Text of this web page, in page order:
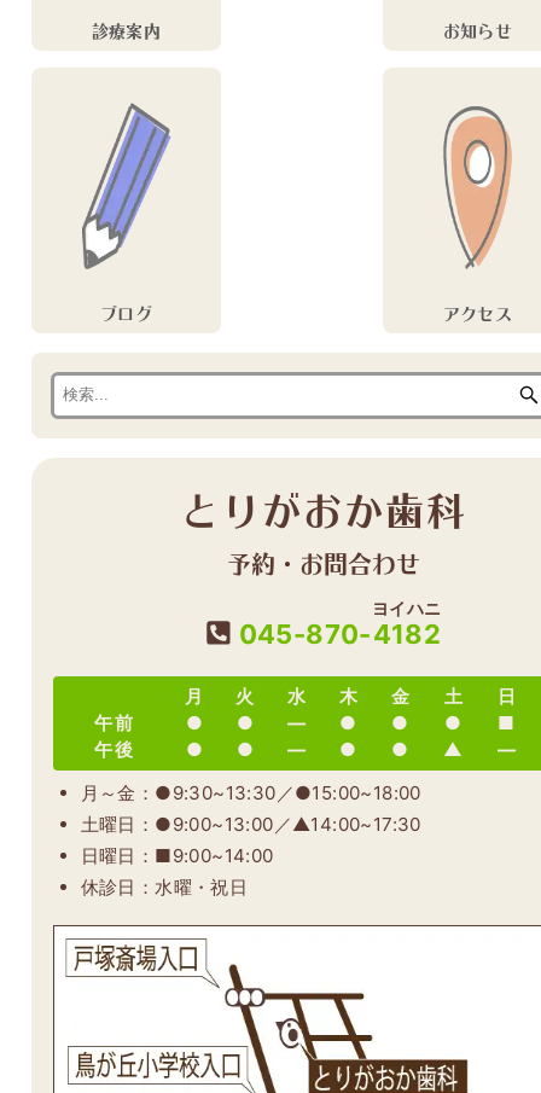
診療案内 お知らせ
ブログ アクセス
とりがおか歯科
予約・お問合わせ
045-870-4182
ヨイハニ
月 火 水 木 金 土
日
午前
● ● ― ● ● ●
■
午後
● ● ― ● ● ▲
―
月～金：●9:30~13:30／●15:00~18:00
土曜日：●9:00~13:00／▲14:00~17:30
日曜日：■9:00~14:00
休診日：水曜・祝日